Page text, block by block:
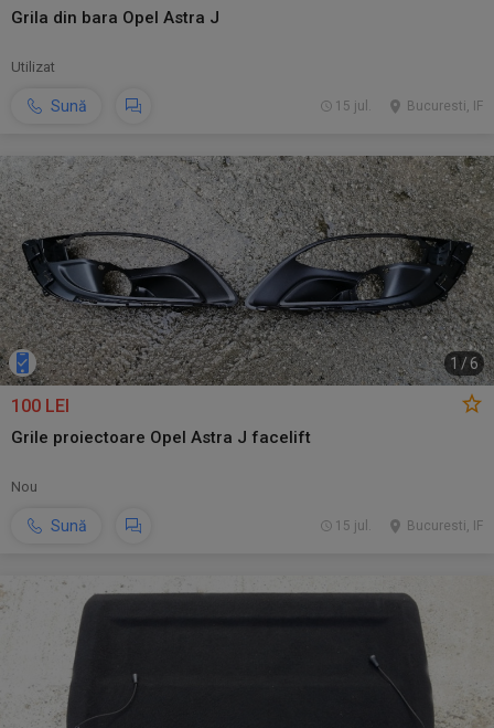
Grila din bara Opel Astra J
Utilizat
Sună Bucuresti, IF
15 jul.
1 /6
100 LEI
Grile proiectoare Opel Astra J facelift
Nou
Sună Bucuresti, IF
15 jul.